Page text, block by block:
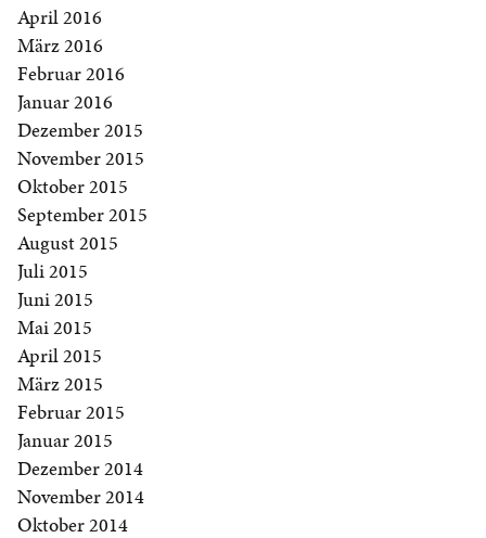
April 2016
März 2016
Februar 2016
Januar 2016
Dezember 2015
November 2015
Oktober 2015
September 2015
August 2015
Juli 2015
Juni 2015
Mai 2015
April 2015
März 2015
Februar 2015
Januar 2015
Dezember 2014
November 2014
Oktober 2014